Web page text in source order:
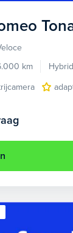
premium
km